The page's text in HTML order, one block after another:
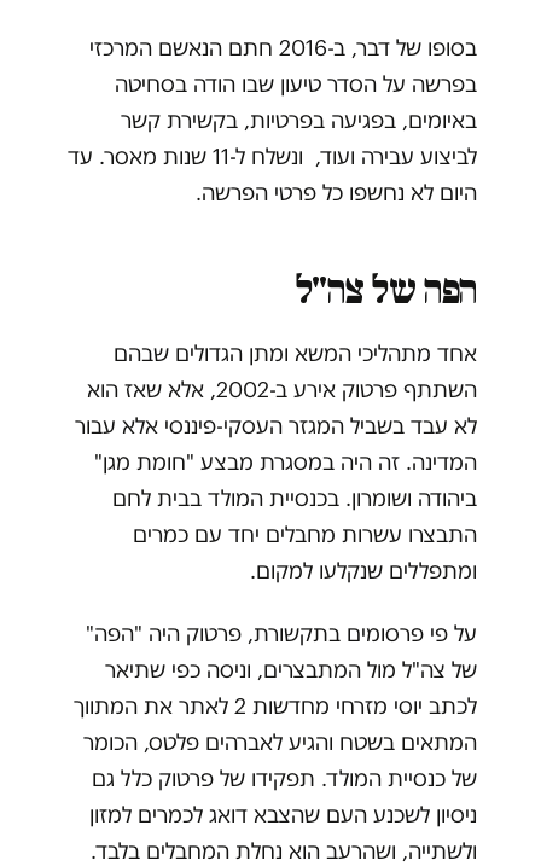
בסופו של דבר, ב-2016 חתם הנאשם המרכזי
בפרשה על הסדר טיעון שבו הודה בסחיטה
באיומים, בפגיעה בפרטיות, בקשירת קשר
לביצוע עבירה ועוד, ונשלח ל-11 שנות מאסר. עד
היום לא נחשפו כל פרטי הפרשה.
הפה של צה"ל
אחד מתהליכי המשא ומתן הגדולים שבהם
השתתף פרטוק אירע ב-2002, אלא שאז הוא
לא עבד בשביל המגזר העסקי-פיננסי אלא עבור
המדינה. זה היה במסגרת מבצע "חומת מגן"
ביהודה ושומרון. בכנסיית המולד בבית לחם
התבצרו עשרות מחבלים יחד עם כמרים
ומתפללים שנקלעו למקום.
על פי פרסומים בתקשורת, פרטוק היה "הפה"
של צה"ל מול המתבצרים, וניסה כפי שתיאר
לכתב יוסי מזרחי מחדשות 2 לאתר את המתווך
המתאים בשטח והגיע לאברהים פלטס, הכומר
של כנסיית המולד. תפקידו של פרטוק כלל גם
ניסיון לשכנע העם שהצבא דואג לכמרים למזון
ולשתייה, ושהרעב הוא נחלת המחבלים בלבד.